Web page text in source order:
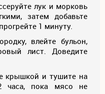
лук и морковь
затем добавьте
1 минуту.
влейте бульон,
лист. Доведите
крышкой и тушите на
часа, пока мясо не